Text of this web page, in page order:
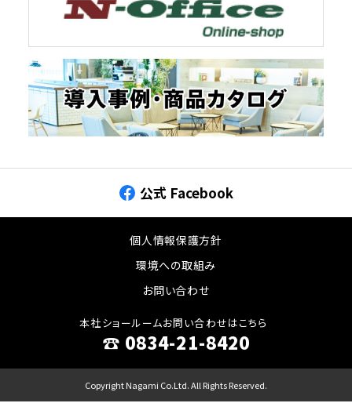
公式 Facebook
個人情報保護方針
環境への取組み
お問い合わせ
本社ショールームお問い合わせはこちら
☎︎ 0834-21-8420
Copyright Nagami Co.Ltd. All Rights Reserved.